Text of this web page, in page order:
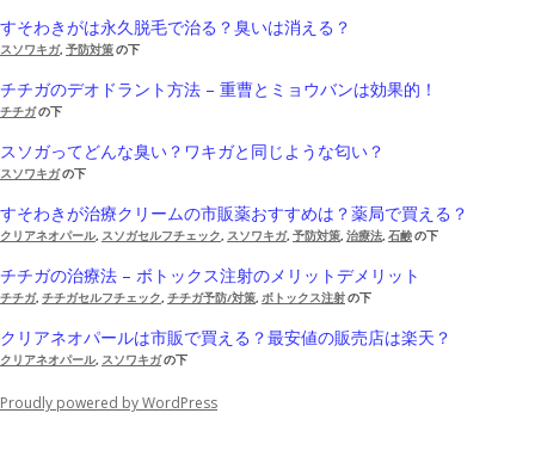
すそわきがは永久脱毛で治る？臭いは消える？
スソワキガ, 予防対策の下
チチガのデオドラント方法 – 重曹とミョウバンは効果的！
チチガの下
スソガってどんな臭い？ワキガと同じような匂い？
スソワキガの下
すそわきが治療クリームの市販薬おすすめは？薬局で買える？
クリアネオパール, スソガセルフチェック, スソワキガ, 予防対策, 治療法, 石鹸の下
チチガの治療法 – ボトックス注射のメリットデメリット
チチガ, チチガセルフチェック, チチガ予防/対策, ボトックス注射の下
クリアネオパールは市販で買える？最安値の販売店は楽天？
クリアネオパール, スソワキガの下
Proudly powered by WordPress